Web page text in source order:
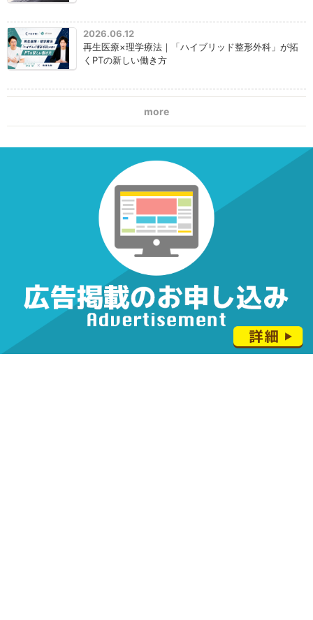
2026.06.12
再生医療×理学療法｜「ハイブリッド整形外科」が拓
くPTの新しい働き方
more